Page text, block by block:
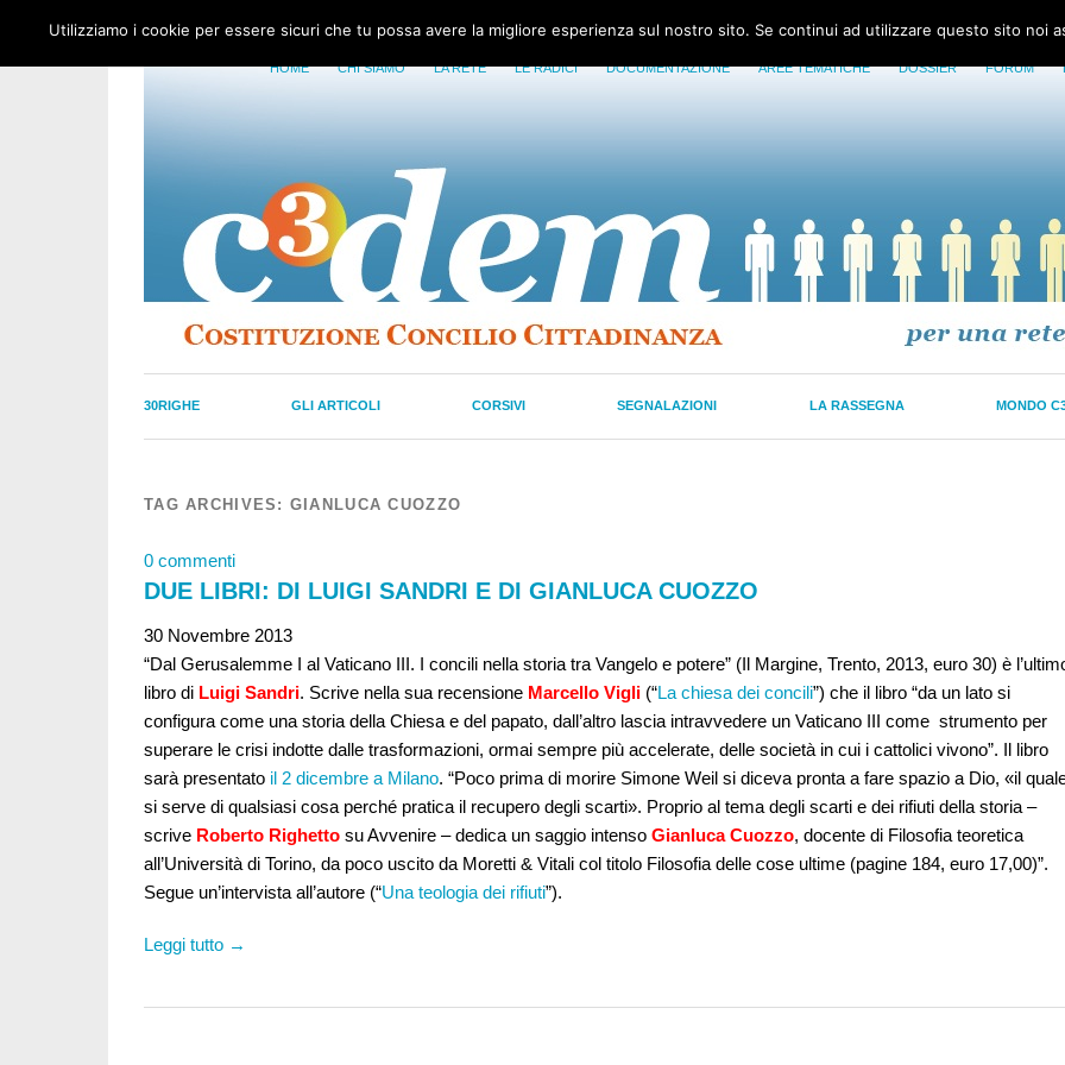
HOME CHI SIAMO LA RETE LE RADICI DOCUMENTAZIONE AREE TEMATICHE DOSSIER FORUM
30RIGHE GLI ARTICOLI CORSIVI SEGNALAZIONI LA RASSEGNA MONDO
TAG ARCHIVES: GIANLUCA CUOZZO
0 commenti
DUE LIBRI: DI LUIGI SANDRI E DI GIANLUCA CUOZZO
30 Novembre 2013
“Dal Gerusalemme I al Vaticano III. I concili nella storia tra Vangelo e potere” (Il Margine, Trento, 2013, euro 30) è
libro di Luigi Sandri. Scrive nella sua recensione Marcello Vigli (“La chiesa dei concili”) che il libro “da un lato si
configura come una storia della Chiesa e del papato, dall’altro lascia intravvedere un Vaticano III come strumento per
superare le crisi indotte dalle trasformazioni, ormai sempre più accelerate, delle società in cui i cattolici vivono”. Il libro
sarà presentato il 2 dicembre a Milano. “Poco prima di morire Simone Weil si diceva pronta a fare spazio a Dio, «il
si serve di qualsiasi cosa perché pratica il recupero degli scarti». Proprio al tema degli scarti e dei rifiuti della storia –
scrive Roberto Righetto su Avvenire – dedica un saggio intenso Gianluca Cuozzo, docente di Filosofia teoretica
all’Università di Torino, da poco uscito da Moretti & Vitali col titolo Filosofia delle cose ultime (pagine 184, euro 17,00)”.
Segue un’intervista all’autore (“Una teologia dei rifiuti”).
Leggi tutto →
Utilizziamo i cookie per essere sicuri che tu possa avere la migliore esperienza sul nostro sito. Se continui ad utilizzare questo sito noi